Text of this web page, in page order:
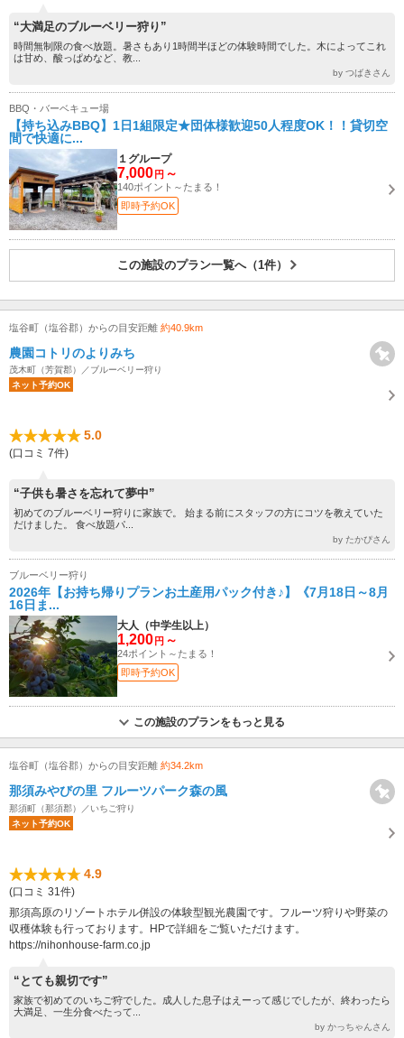
“大満足のブルーベリー狩り”
時間無制限の食べ放題。暑さもあり1時間半ほどの体験時間でした。木によってこれ
は甘め、酸っぱめなど、教...
by つばきさん
BBQ・バーベキュー場
【持ち込みBBQ】1日1組限定★団体様歓迎50人程度OK！！貸切空
間で快適に...
１グループ
7,000 円 ～
140ポイント～たまる！
即時予約OK
この施設のプラン一覧へ（1件）
塩谷町（塩谷郡）からの目安距離 約40.9km
農園コトリのよりみち
茂木町（芳賀郡）／ブルーベリー狩り
ネット予約OK
5.0
(口コミ 7件)
“子供も暑さを忘れて夢中”
初めてのブルーベリー狩りに家族で。 始まる前にスタッフの方にコツを教えていた
だけました。 食べ放題パ...
by たかぴさん
ブルーベリー狩り
2026年【お持ち帰りプランお土産用パック付き♪】《7月18日～8月
16日ま...
大人（中学生以上）
1,200 円 ～
24ポイント～たまる！
即時予約OK
この施設のプランをもっと見る
塩谷町（塩谷郡）からの目安距離 約34.2km
那須みやびの里 フルーツパーク森の風
那須町（那須郡）／いちご狩り
ネット予約OK
4.9
(口コミ 31件)
那須高原のリゾートホテル併設の体験型観光農園です。フルーツ狩りや野菜の
収穫体験も行っております。HPで詳細をご覧いただけます。
https://nihonhouse-farm.co.jp
“とても親切です”
家族で初めてのいちご狩でした。成人した息子はえーって感じでしたが、終わったら
大満足、一生分食べたって...
by かっちゃんさん